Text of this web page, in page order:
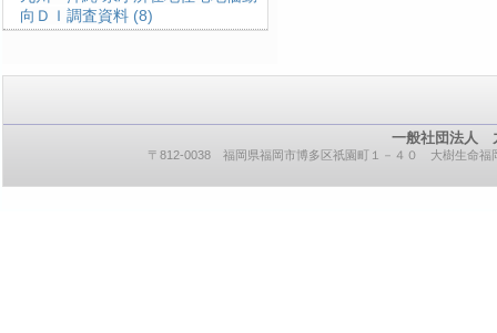
向ＤＩ調査資料 (8)
一般社団法人
〒812-0038 福岡県福岡市博多区祇園町１－４０ 大樹生命